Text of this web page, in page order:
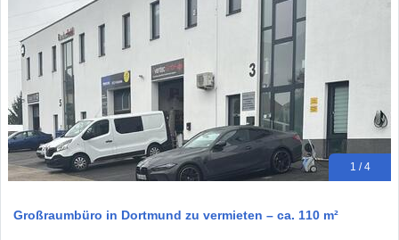
1 / 4
Großraumbüro in Dortmund zu vermieten – ca. 110 m²